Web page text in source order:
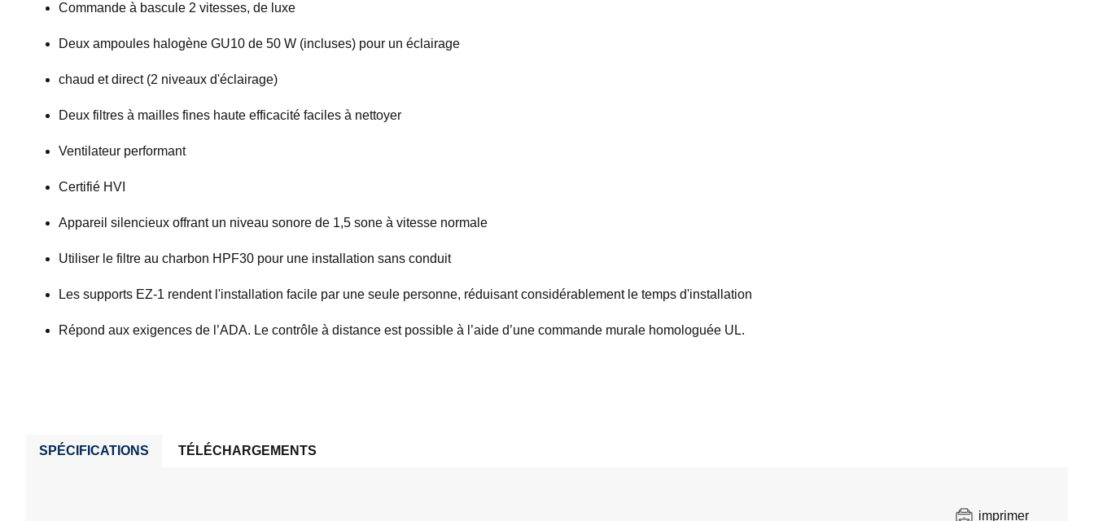
Commande à bascule 2 vitesses, de luxe
Deux ampoules halogène GU10 de 50 W (incluses) pour un éclairage
chaud et direct (2 niveaux d'éclairage)
Deux filtres à mailles fines haute efficacité faciles à nettoyer
Ventilateur performant
Certifié HVI
Appareil silencieux offrant un niveau sonore de 1,5 sone à vitesse normale
Utiliser le filtre au charbon HPF30 pour une installation sans conduit
Les supports EZ-1 rendent l'installation facile par une seule personne, réduisant considérablement le temps d'installation
Répond aux exigences de l’ADA. Le contrôle à distance est possible à l’aide d’une commande murale homologuée UL.
SPÉCIFICATIONS TÉLÉCHARGEMENTS
imprimer